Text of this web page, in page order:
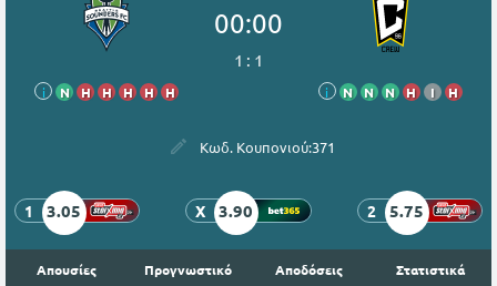
i Ν Η Η Η Η Η
00:00
1 : 1
i Ν Ν Ν Η Ι Η
Κωδ. Κουπονιού:371
1 3.05 X 3.90 2 5.75
Απουσίες Προγνωστικό Αποδόσεις Στατιστικά